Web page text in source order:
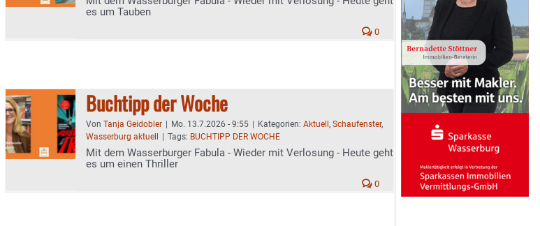
es um Tauben
0
Buchtipp der Woche
Von Tanja Geidobler Mo. 13.7.2026 - 9:55 Kategorien: Aktuell , Schaufenster,
Wasserburg aktuell
Tags: BUCHTIPP DER WOCHE
Mit dem Wasserburger Fabula - Wieder mit Verlosung - Heute geht
es um einen Thriller
0